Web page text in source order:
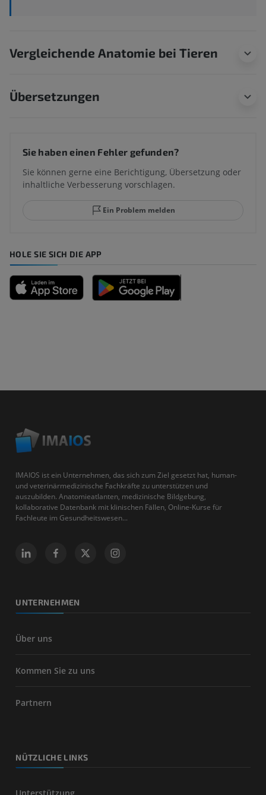
Vergleichende Anatomie bei Tieren
Übersetzungen
Sie haben einen Fehler gefunden?
Sie können gerne eine Berichtigung, Übersetzung oder
inhaltliche Verbesserung vorschlagen.
Ein Problem melden
HOLE SIE SICH DIE APP
IMAIOS ist ein Unternehmen, das sich zum Ziel gesetzt hat, human-
und veterinärmedizinische Fachkräfte zu unterstützen und
auszubilden. Anatomieatlanten, medizinische Bildgebung,
kollaborative Datenbank mit klinischen Fällen, Online-Kurse für
Fachleute im Gesundheitswesen...
UNTERNEHMEN
Über uns
Kommen Sie zu uns
Partnern
NÜTZLICHE LINKS